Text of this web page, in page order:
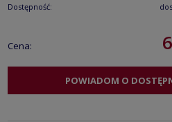
Dostępność:
Cena:
POWIADOM O